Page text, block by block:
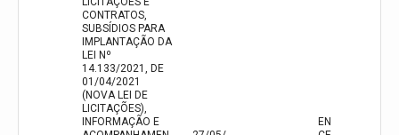
CONTRATOS,
SUBSÍDIOS PARA
IMPLANTAÇÃO DA
LEI Nº
14.133/2021, DE
01/04/2021
(NOVA LEI DE
LICITAÇÕES),
INFORMAÇÃO E
EN